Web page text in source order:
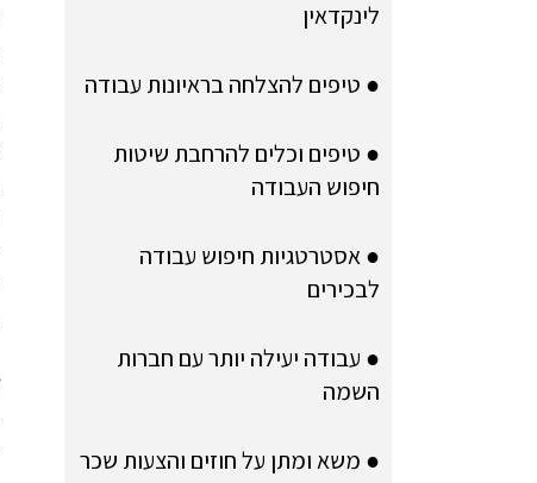
לינקדאין
● טיפים להצלחה בראיונות עבודה
● טיפים וכלים להרחבת שיטות
חיפוש העבודה
● אסטרטגיות חיפוש עבודה
לבכירים
● עבודה יעילה יותר עם חברות
השמה
● משא ומתן על חוזים והצעות שכר